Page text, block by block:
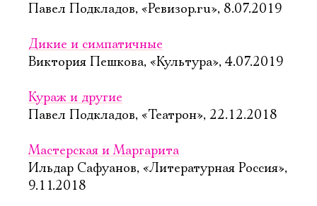
Павел Подкладов, «Ревизор.ru», 8.07.2019
Дикие и симпатичные
Виктория Пешкова, «Культура», 4.07.2019
Кураж и другие
Павел Подкладов, «Театрон», 22.12.2018
Мастерская и Маргарита
Ильдар Сафуанов, «Литературная Россия»,
9.11.2018